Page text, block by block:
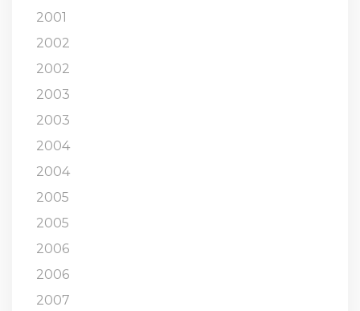
2001
2002
2002
2003
2003
2004
2004
2005
2005
2006
2006
2007